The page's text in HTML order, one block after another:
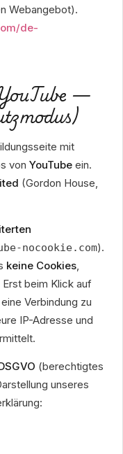
Webangebot).
de-
—
mit
von YouTube ein.
(Gordon House,
nocookie.com).
keine Cookies,
beim Klick auf
Verbindung zu
IP-Adresse und
(berechtigtes
unseres